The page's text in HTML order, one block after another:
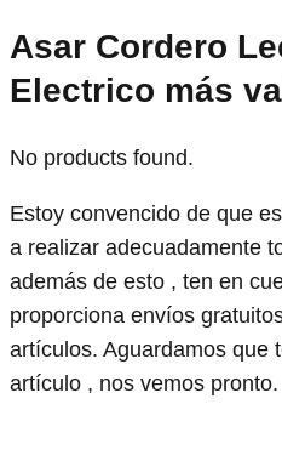
Asar Cordero
Electrico más
No products found.
Estoy convencido de que
a realizar adecuadamente
además de esto , ten en
proporciona envíos
artículos. Aguardamos que
artículo , nos vemos pronto.